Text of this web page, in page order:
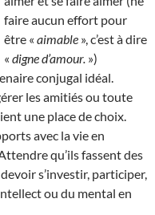
faire aucun effort pour
être « aimable », c’est à dire
« digne d’amour. »)
conjugal idéal.
les amitiés ou toute
une place de choix.
avec la vie en
qu’ils fassent des
s’investir, participer,
ou du mental en